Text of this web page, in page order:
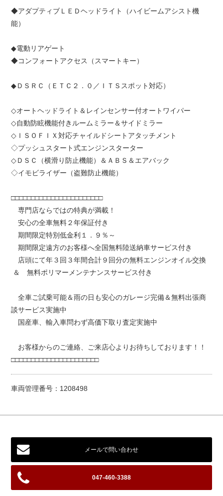
◆アダプティブＬＥＤヘッドライト（ハイビームアシスト機
能）
◆電動リアゲート
◆コンフォートアクセス（スマートキー）
◆ＤＳＲＣ（ＥＴＣ２．０／ＩＴＳスポット対応）
◇オートヘッドライト＆レインセンサー付オートワイパー
◇自動防眩機能付きルームミラー＆サイドミラー
◇ＩＳＯＦＩＸ対応チャイルドシートアタッチメント
◇プッシュスタート式エンジンスターター
◇ＤＳＣ（横滑り防止機能）＆ＡＢＳ＆エアバック
◇イモビライザー（盗難防止機能）
□□□□□□□□□□□□□□□□□□□□□□□
専門店ならではの特典が満載！
安心の全車無料２年保証付き
期間限定特別低金利１．９％～
期間限定遠方のお客様へ全国無料陸送納車サービス付き
店頭にて年３回３年間合計９回分の無料エンジンオイル交換
＆ 無料ポリマーメンテナンスサービス付き
全車ご試乗可能＆雨の日も安心のガレージ完備＆無料出張商
談サービス実施中
国産車、輸入車問わず高価下取り査定実施中
お客様からのご連絡、ご来店心よりお待ちしております！！
□□□□□□□□□□□□□□□□□□□□□□
車両管理番号：1208498
メールで問い合わせ
047-460-3388